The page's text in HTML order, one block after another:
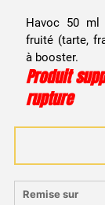
Havoc 50 ml
fruité (tarte,
à booster.
Produit
rupture
Remise sur